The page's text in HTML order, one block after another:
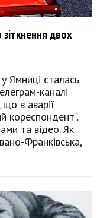
двох
Ямниці сталась
каналі
в аварії
кореспондент".
та відео. Як
Франківська,